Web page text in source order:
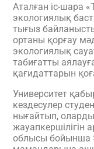
Аталған іс-шара
экологиялық
тығыз
ортаны қорғау
экологиялық
табиғатты
қағидаттарын
Университет
кездесулер
нығайтып,
облысы бойынша